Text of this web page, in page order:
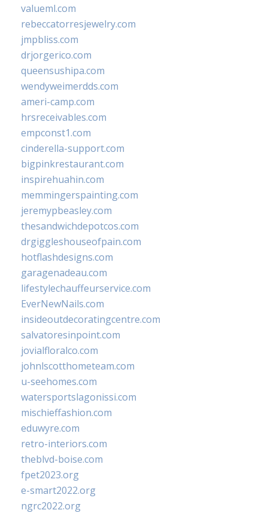
valueml.com
rebeccatorresjewelry.com
jmpbliss.com
drjorgerico.com
queensushipa.com
wendyweimerdds.com
ameri-camp.com
hrsreceivables.com
empconst1.com
cinderella-support.com
bigpinkrestaurant.com
inspirehuahin.com
memmingerspainting.com
jeremypbeasley.com
thesandwichdepotcos.com
drgiggleshouseofpain.com
hotflashdesigns.com
garagenadeau.com
lifestylechauffeurservice.com
EverNewNails.com
insideoutdecoratingcentre.com
salvatoresinpoint.com
jovialfloralco.com
johnlscotthometeam.com
u-seehomes.com
watersportslagonissi.com
mischieffashion.com
eduwyre.com
retro-interiors.com
theblvd-boise.com
fpet2023.org
e-smart2022.org
ngrc2022.org